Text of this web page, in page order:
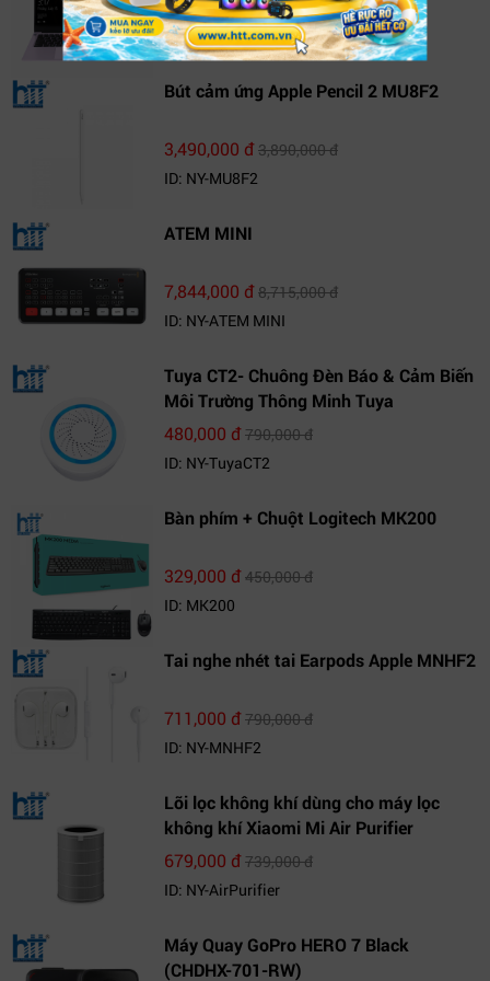
21,209,000 đ22,219,000 đ
ID: NY-NS14J8VNR571
Bút cảm ứng Apple Pencil 2 MU8F2
3,490,000 đ3,890,000 đ
ID: NY-MU8F2
ATEM MINI
7,844,000 đ8,715,000 đ
ID: NY-ATEM MINI
Tuya CT2- Chuông Đèn Báo & Cảm Biến
Môi Trường Thông Minh Tuya
480,000 đ790,000 đ
ID: NY-TuyaCT2
Bàn phím + Chuột Logitech MK200
329,000 đ450,000 đ
ID: MK200
Tai nghe nhét tai Earpods Apple MNHF2
711,000 đ790,000 đ
ID: NY-MNHF2
Lõi lọc không khí dùng cho máy lọc
không khí Xiaomi Mi Air Purifier
679,000 đ739,000 đ
ID: NY-AirPurifier
Máy Quay GoPro HERO 7 Black
(CHDHX-701-RW)